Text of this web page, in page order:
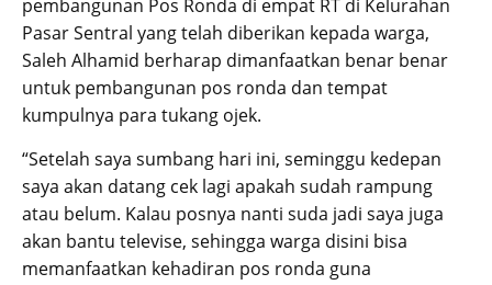
pembangunan Pos Ronda di empat RT di Kelurahan
Pasar Sentral yang telah diberikan kepada warga,
Saleh Alhamid berharap dimanfaatkan benar benar
untuk pembangunan pos ronda dan tempat
kumpulnya para tukang ojek.
“Setelah saya sumbang hari ini, seminggu kedepan
saya akan datang cek lagi apakah sudah rampung
atau belum. Kalau posnya nanti suda jadi saya juga
akan bantu televise, sehingga warga disini bisa
memanfaatkan kehadiran pos ronda guna